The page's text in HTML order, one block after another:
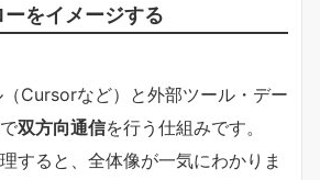
をイメージする
Cursorなど）と外部ツール・デー
双方向通信を行う仕組みです。
すると、全体像が一気にわかりま